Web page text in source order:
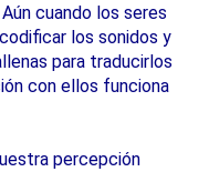
cuando los seres
los sonidos y
para traducirlos
con ellos funciona
percepción